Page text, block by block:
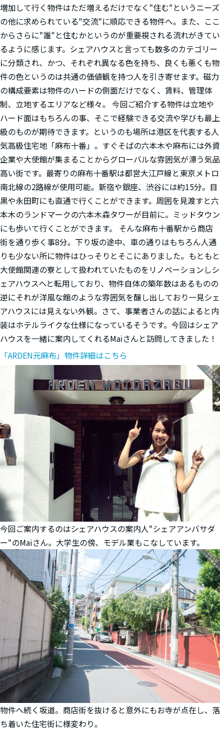
増加して行く物件はただ増えるだけでなく"住む"というニーズ
の他に求められている"交流"に順応できる物件へ。また、ここ
からさらに"誰"と住むかというのが重要視される流れがきてい
るように感じます。シェアハウスと言っても数多のカテゴリー
に分類され、かつ、それぞれ異なる色を持ち、良くも悪くも物
件の色というのは共通の価値観を持つ人を引き寄せます。磁力
の構成要素は物件のハードの側面だけでなく、賃料、管理体
制、立地するエリアなど様々。 今回ご紹介する物件は立地や
ハード面はもちろんの事、そこで経験できる交流や学びも最上
級のものが期待できます。というのも場所は港区を代表する人
気高級住宅地「麻布十番」。すぐそばの六本木や麻布には外資
企業や大使館が集まることからグローバルな雰囲気が漂う気品
高い街です。最寄りの麻布十番駅は都営大江戸線と東京メトロ
南北線の2路線が使用可能。新宿や銀座、渋谷には約15分。目
黒や永田町にも直通で行くことができます。周囲を見渡すと六
本木のランドマークの六本木森タワーが目前に。ミッドタウン
にも歩いて行くことができます。 そんな麻布十番駅から商店
街を通り歩く事8分。下り坂の途中、車の通りはもちろん人通
りも少ない所に物件はひっそりとそこにありました。もともと
大使館関連の寮として扱われていたものをリノベーションしシ
ェアハウスへと転用しており、物件自体の築年数はあるものの
逆にそれが洋風な館のような雰囲気を醸し出しており一見シェ
アハウスには見えない外観。さて、事業者さんの話によると内
装はホテルライクな仕様になっているそうです。今回はシェア
ハウスを一緒に案内してくれるMaiさんと訪問してきました！
「ARDEN元麻布」物件詳細はこちら
今回ご案内するのはシェアハウスの案内人"シェアアンバサダ
ー"のMaiさん。大学生の傍、モデル業もこなしています。
物件へ続く坂道。商店街を抜けると意外にもお寺が点在し、落
ち着いた住宅街に様変わり。